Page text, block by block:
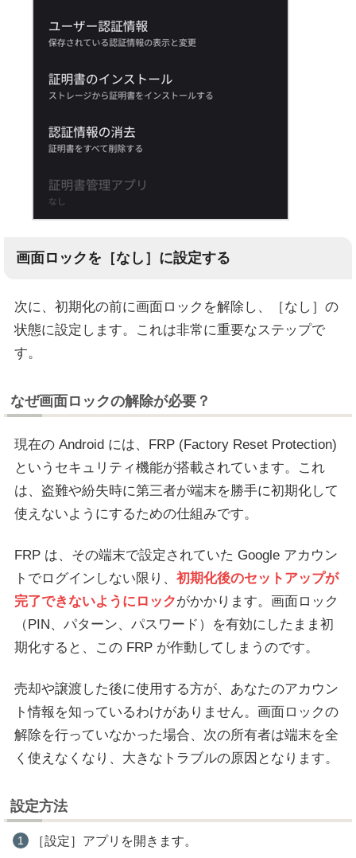
画面ロックを［なし］に設定する
次に、初期化の前に画面ロックを解除し、［なし］の
状態に設定します。これは非常に重要なステップで
す。
なぜ画面ロックの解除が必要？
現在の Android には、FRP (Factory Reset Protection)
というセキュリティ機能が搭載されています。これ
は、盗難や紛失時に第三者が端末を勝手に初期化して
使えないようにするための仕組みです。
FRP は、その端末で設定されていた Google アカウン
トでログインしない限り、 初期化後のセットアップが
完了できないようにロックがかかります。画面ロック
（PIN、パターン、パスワード）を有効にしたまま初
期化すると、この FRP が作動してしまうのです。
売却や譲渡した後に使用する方が、あなたのアカウン
ト情報を知っているわけがありません。画面ロックの
解除を行っていなかった場合、次の所有者は端末を全
く使えなくなり、大きなトラブルの原因となります。
設定方法
［設定］アプリを開きます。